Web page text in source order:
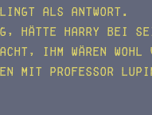
als Antwort.
hätte Harry bei
ihm wären wohl
mit Professor